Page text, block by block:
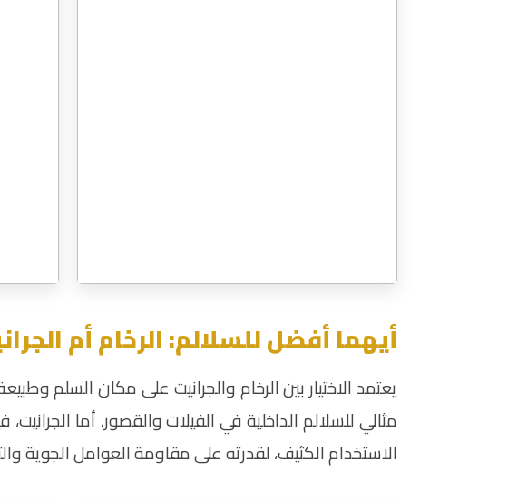
أيهما أفضل للسلالم: الرخام أم
يعتمد الاختيار بين الرخام والجرانيت على مكان السلم
مثالي للسلالم الداخلية في الفيلات والقصور. أما
الاستخدام الكثيف، لقدرته على مقاومة العوامل الجوية